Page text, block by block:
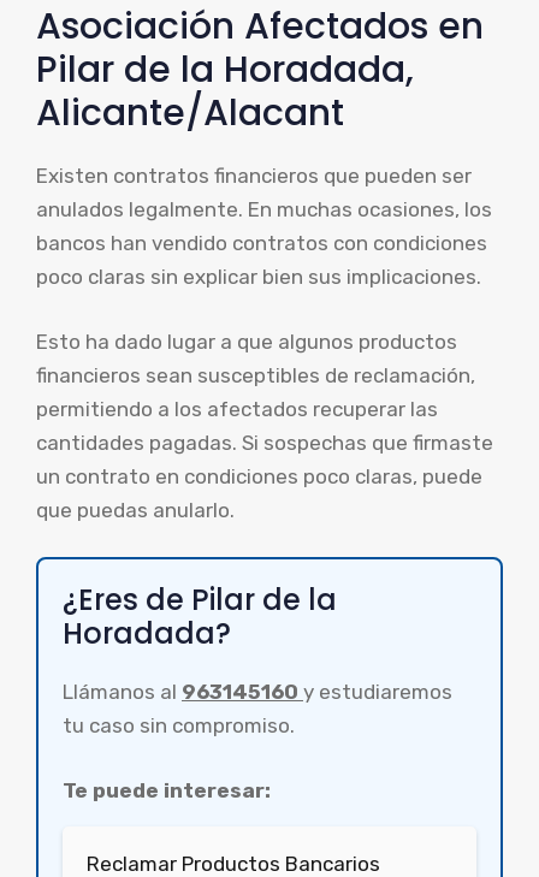
Asociación Afectados en
Pilar de la Horadada,
Alicante/Alacant
Existen contratos financieros que pueden ser
anulados legalmente. En muchas ocasiones, los
bancos han vendido contratos con condiciones
poco claras sin explicar bien sus implicaciones.
Esto ha dado lugar a que algunos productos
financieros sean susceptibles de reclamación,
permitiendo a los afectados recuperar las
cantidades pagadas. Si sospechas que firmaste
un contrato en condiciones poco claras, puede
que puedas anularlo.
¿Eres de Pilar de la
Horadada?
Llámanos al 963145160 y estudiaremos
tu caso sin compromiso.
Te puede interesar:
Reclamar Productos Bancarios